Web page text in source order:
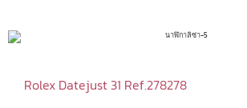
Rolex Datejust 31 Ref.278278